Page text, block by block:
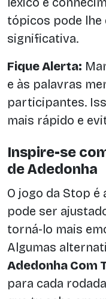
tópicos pode lhe
significativa.
Fique Alerta:
e às palavras
participantes.
mais rápido e
Inspire-se
de Adedonha
O jogo da Stop
pode ser
torná-lo mais
Algumas
Adedonha Com
para cada